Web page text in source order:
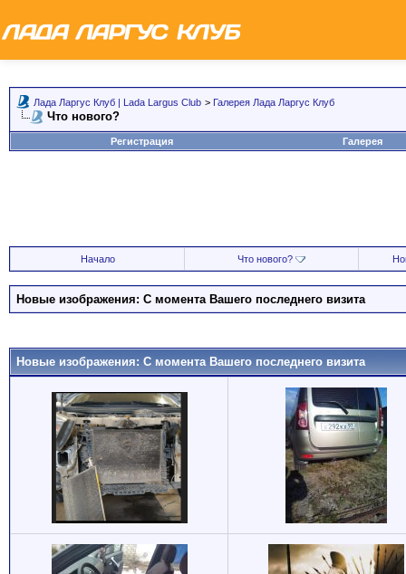
Лада Ларгус Клуб | Lada Largus Club > Галерея Лада Ларгус Клуб
Что нового?
Регистрация Галерея
Начало Что нового?
Новые изображения: С момента Вашего последнего визита
Новые изображения: С момента Вашего последнего визита